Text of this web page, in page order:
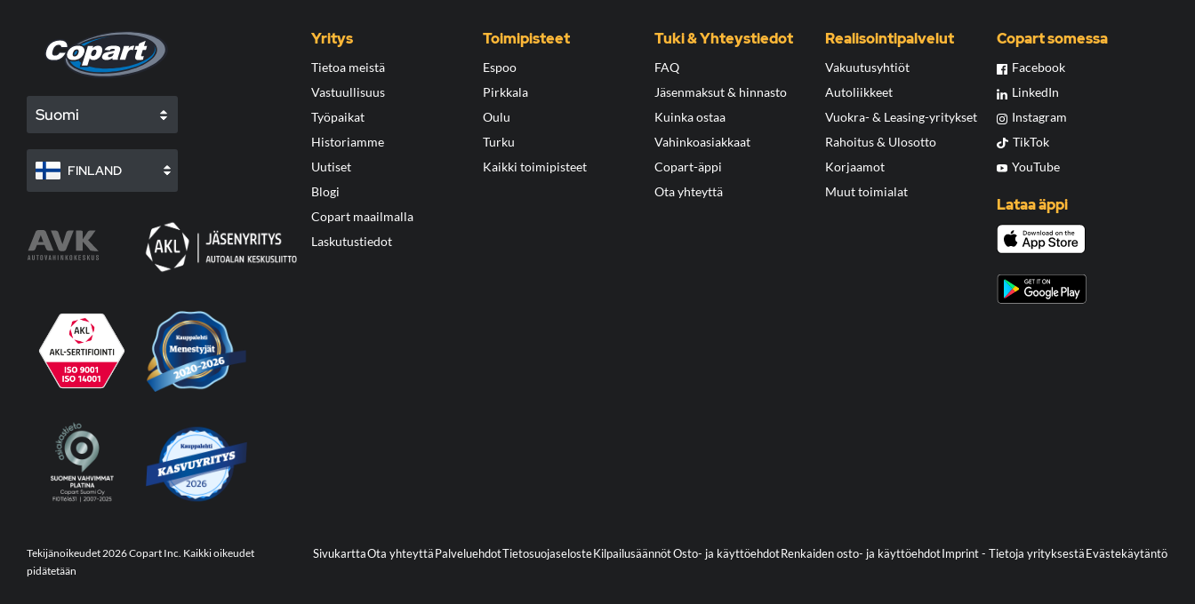
Suomi
FINLAND
Yritys
Tietoa meistä
Vastuullisuus
Työpaikat
Historiamme
Uutiset
Blogi
Copart maailmalla
Laskutustiedot
Toimipisteet
Espoo
Pirkkala
Oulu
Turku
Kaikki toimipisteet
Tuki & Yhteystiedot
FAQ
Jäsenmaksut & hinnasto
Kuinka ostaa
Vahinkoasiakkaat
Copart-äppi
Ota yhteyttä
Realisointipalvelut
Vakuutusyhtiöt
Autoliikkeet
Vuokra- & Leasing-yritykset
Rahoitus & Ulosotto
Korjaamot
Muut toimialat
Copart somessa
Facebook
LinkedIn
Instagram
TikTok
YouTube
Lataa äppi
Tekijänoikeudet 2026 Copart Inc. Kaikki oikeudet
pidätetään
SivukarttaOta yhteyttäPalveluehdotTietosuojaselosteKilpailusäännötOsto- ja käyttöehdotRenkaiden osto- ja käyttöehdotImprint - Tietoja yrityksestäEvästekäytäntö